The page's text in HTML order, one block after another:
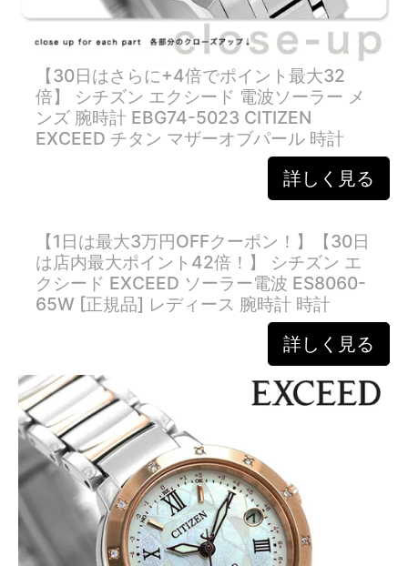
【30日はさらに+4倍でポイント最大32
倍】 シチズン エクシード 電波ソーラー メ
ンズ 腕時計 EBG74-5023 CITIZEN
EXCEED チタン マザーオブパール 時計
詳しく見る
【1日は最大3万円OFFクーポン！】【30日
は店内最大ポイント42倍！】 シチズン エ
クシード EXCEED ソーラー電波 ES8060-
65W [正規品] レディース 腕時計 時計
詳しく見る